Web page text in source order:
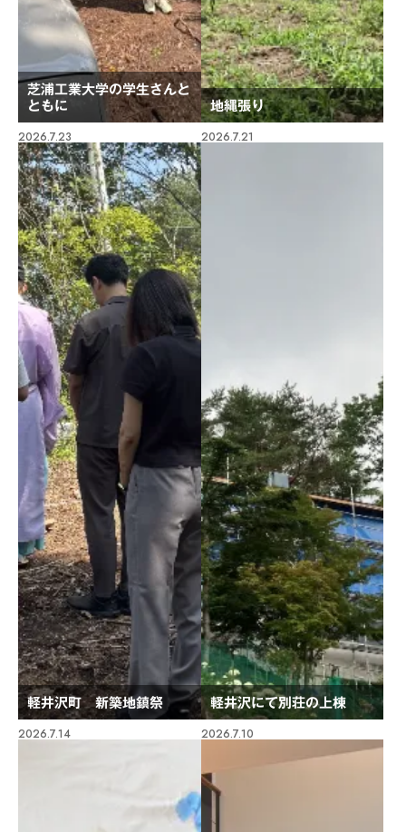
芝浦工業大学の学生さんと
ともに 地縄張り
2026.7.23
軽井沢町 新築地鎮祭
2026.7.21
軽井沢にて別荘の上棟
2026.7.14 2026.7.10